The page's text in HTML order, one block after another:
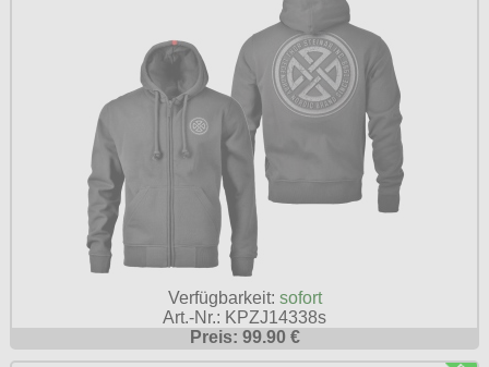
Verfügbarkeit: sofort
Art.-Nr.: KPZJ14338s
Preis: 99.90 €